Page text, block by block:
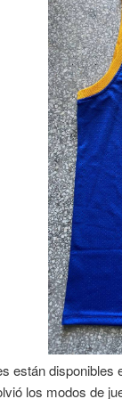
están disponibles
los modos de